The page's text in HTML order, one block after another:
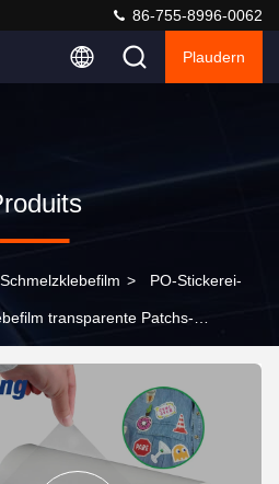
86-755-8996-0062
Plaudern
> PO-Stickerei-
transparente Patchs-